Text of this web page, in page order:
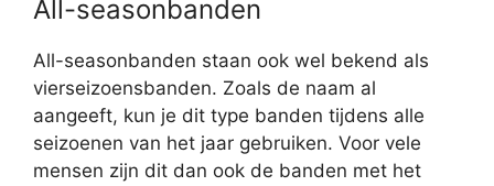
All-seasonbanden
All-seasonbanden staan ook wel bekend als
vierseizoensbanden. Zoals de naam al
aangeeft, kun je dit type banden tijdens alle
seizoenen van het jaar gebruiken. Voor vele
mensen zijn dit dan ook de banden met het